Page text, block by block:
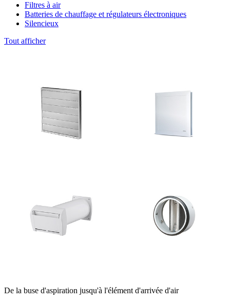
Filtres à air
Batteries de chauffage et régulateurs électroniques
Silencieux
Tout afficher
De la buse d'aspiration jusqu'à l'élément d'arrivée d'air